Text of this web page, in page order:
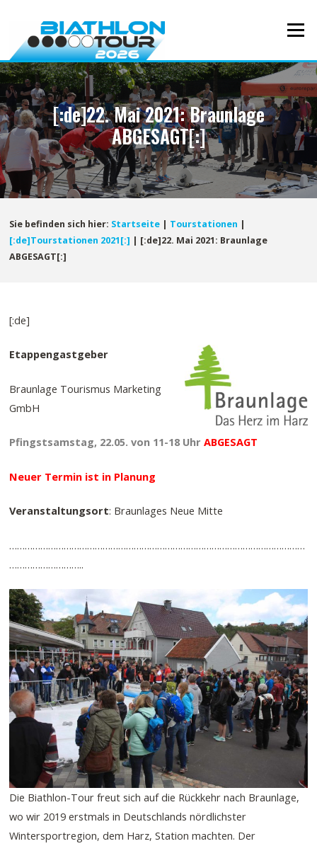
Inhalt
Menü
[:de]22. Mai 2021: Braunlage
ABGESAGT[:]
Sie befinden sich hier: Startseite | Tourstationen |
[:de]Tourstationen 2021[:] | [:de]22. Mai 2021: Braunlage
ABGESAGT[:]
[:de]
Etappengastgeber
Braunlage Tourismus Marketing
GmbH
Pfingstsamstag, 22.05. von 11-18 UhrABGESAGT
Neuer Termin ist in Planung
Veranstaltungsort: Braunlages Neue Mitte
……………………………………………………………………………………………………
………………………..
Die Biathlon-Tour freut sich auf die Rückkehr nach Braunlage,
wo wir 2019 erstmals in Deutschlands nördlichster
Wintersportregion, dem Harz, Station machten. Der